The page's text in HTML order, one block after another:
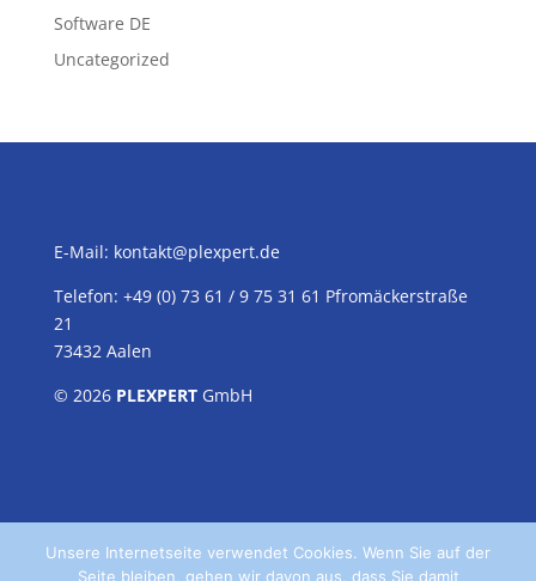
Software DE
Uncategorized
E-Mail: kontakt@plexpert.de
Telefon: +49 (0) 73 61 / 9 75 31 61 Pfromäckerstraße
21
73432 Aalen
© 2026 PLEXPERTGmbH
Unsere Internetseite verwendet Cookies. Wenn Sie auf der
Seite bleiben, gehen wir davon aus, dass Sie damit